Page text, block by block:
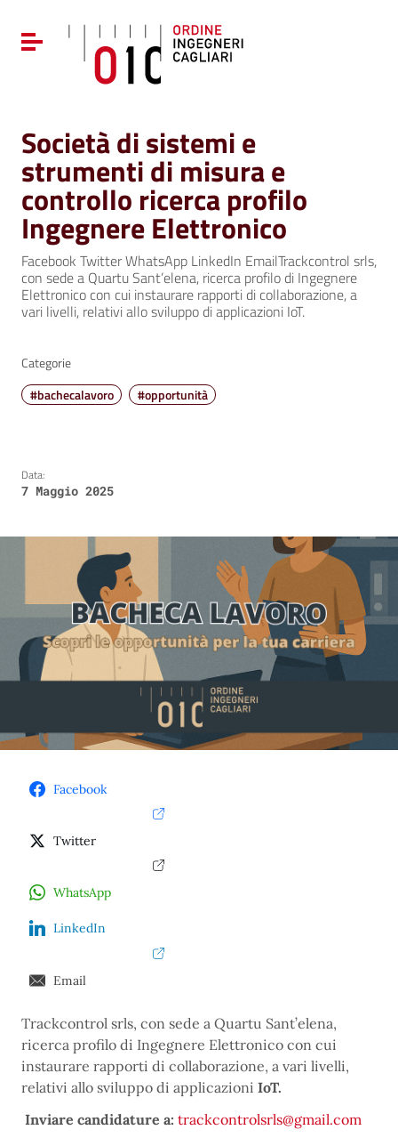
Vai al menu di navigazione
Vai al footer
Attiva / disattiva la navigazione
Società di sistemi e
strumenti di misura e
controllo ricerca profilo
Ingegnere Elettronico
Facebook Twitter WhatsApp LinkedIn EmailTrackcontrol srls,
con sede a Quartu Sant’elena, ricerca profilo di Ingegnere
Elettronico con cui instaurare rapporti di collaborazione, a
vari livelli, relativi allo sviluppo di applicazioni IoT.
Categorie
#bachecalavoro
#opportunità
Data:
7 Maggio 2025
Facebook
Twitter
WhatsApp
LinkedIn
Email
Trackcontrol srls, con sede a Quartu Sant’elena,
ricerca profilo di Ingegnere Elettronico con cui
instaurare rapporti di collaborazione, a vari livelli,
relativi allo sviluppo di applicazioni IoT.
Inviare candidature a: trackcontrolsrls@gmail.com